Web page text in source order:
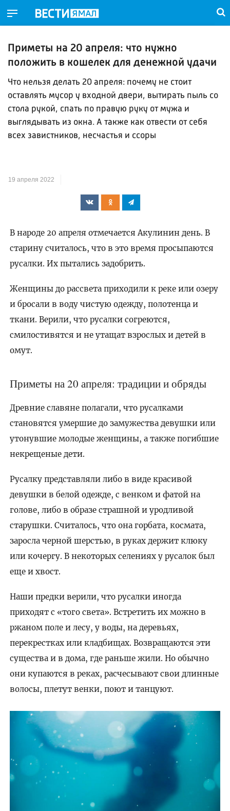
Приметы на 20 апреля: что нужно
положить в кошелек для денежной удачи
Что нельзя делать 20 апреля: почему не стоит
оставлять мусор у входной двери, вытирать пыль со
стола рукой, спать по правую руку от мужа и
выглядывать из окна. А также как отвести от себя
всех завистников, несчастья и ссоры
19 апреля 2022
В народе 20 апреля отмечается Акулинин день. В
старину считалось, что в это время просыпаются
русалки. Их пытались задобрить.
Женщины до рассвета приходили к реке или озеру
и бросали в воду чистую одежду, полотенца и
ткани. Верили, что русалки согреются,
смилостивятся и не утащат взрослых и детей в
омут.
Приметы на 20 апреля: традиции и обряды
Древние славяне полагали, что русалками
становятся умершие до замужества девушки или
утонувшие молодые женщины, а также погибшие
некрещеные дети.
Русалку представляли либо в виде красивой
девушки в белой одежде, с венком и фатой на
голове, либо в образе страшной и уродливой
старушки. Считалось, что она горбата, космата,
заросла черной шерстью, в руках держит клюку
или кочергу. В некоторых селениях у русалок был
еще и хвост.
Наши предки верили, что русалки иногда
приходят с «того света». Встретить их можно в
ржаном поле и лесу, у воды, на деревьях,
перекрестках или кладбищах. Возвращаются эти
существа и в дома, где раньше жили. Но обычно
они купаются в реках, расчесывают свои длинные
волосы, плетут венки, поют и танцуют.